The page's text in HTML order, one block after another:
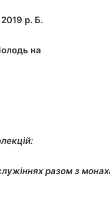
9 р. Б.
олодь на
разом з